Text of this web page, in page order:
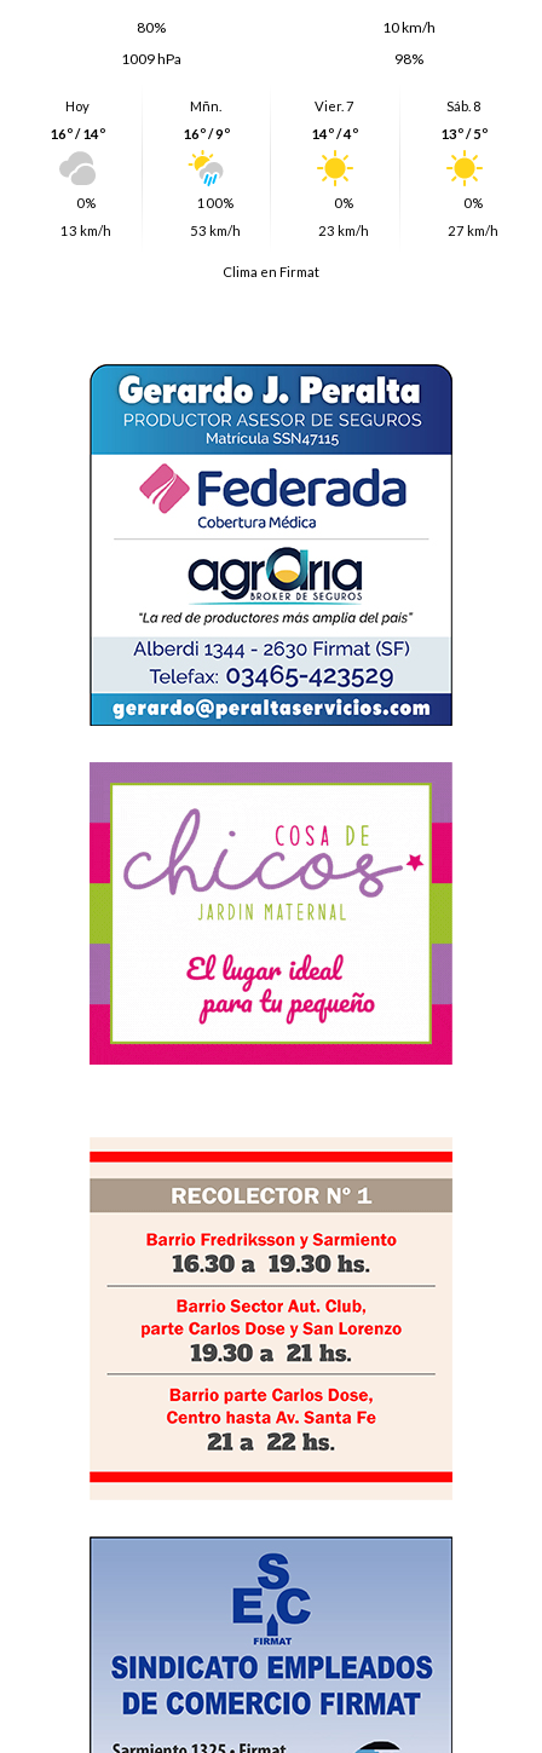
80%
10 km/h
1009 hPa
98%
Hoy
16º / 14º
0%
13 km/h
Mñn.
16º / 9º
100%
53 km/h
Vier. 7
14º / 4º
0%
23 km/h
Sáb. 8
13º / 5º
0%
27 km/h
Clima en Firmat